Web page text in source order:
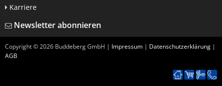
Karriere
Newsletter abonnieren
Copyright ©2026 Buddeberg GmbH | Impressum | Datenschutzerklärung |
AGB